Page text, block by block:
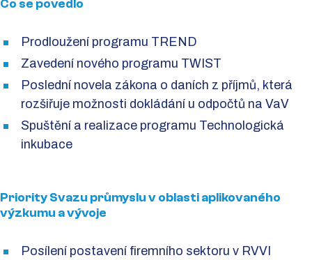
Co se povedlo
Prodloužení programu TREND
Zavedení nového programu TWIST
Poslední novela zákona o daních z příjmů, která
rozšiřuje možnosti dokládání u odpočtů na VaV
Spuštění a realizace programu Technologická
inkubace
Priority Svazu průmyslu v oblasti aplikovaného
výzkumu a vývoje
Posílení postavení firemního sektoru v RVVI